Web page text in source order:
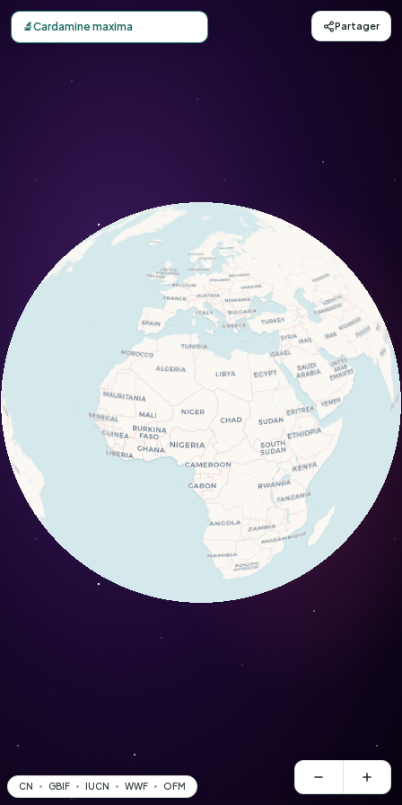
Carte d'observation du Cardamine maxima (Cardamine
🔬Cardamine maxima Partager
CN GBIF IUCN WWF OFM